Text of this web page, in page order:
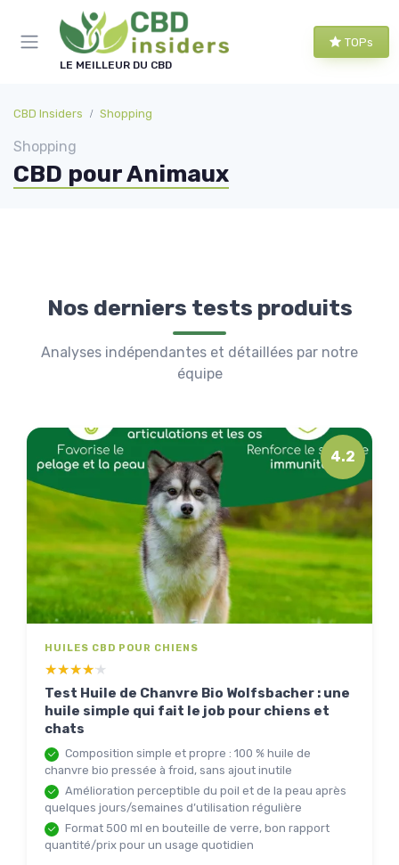
LE MEILLEUR DU CBD
TOPs
CBD Insiders Shopping
Shopping
CBD pour Animaux
Nos derniers tests produits
Analyses indépendantes et détaillées par notre
équipe
4.2
HUILES CBD POUR CHIENS
★★★★★
★★★★★
Test Huile de Chanvre Bio Wolfsbacher : une
huile simple qui fait le job pour chiens et
chats
Composition simple et propre : 100 % huile de
chanvre bio pressée à froid, sans ajout inutile
Amélioration perceptible du poil et de la peau après
quelques jours/semaines d’utilisation régulière
Format 500 ml en bouteille de verre, bon rapport
quantité/prix pour un usage quotidien
Panneau de gestion des cookies